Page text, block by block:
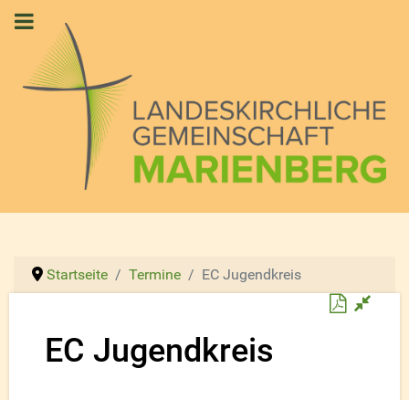
Startseite Termine
EC Jugendkreis
EC Jugendkreis